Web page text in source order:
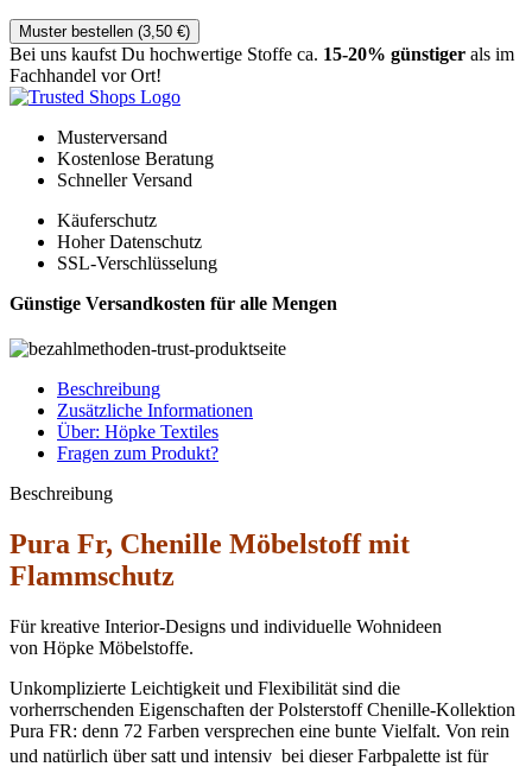
Muster bestellen (3,50 €)
Bei uns kaufst Du hochwertige Stoffe ca. 15-20% günstiger als im
Fachhandel vor Ort!
Musterversand
Kostenlose Beratung
Schneller Versand
Käuferschutz
Hoher Datenschutz
SSL-Verschlüsselung
Günstige Versandkosten für alle Mengen
Beschreibung
Zusätzliche Informationen
Über: Höpke Textiles
Fragen zum Produkt?
Beschreibung
Pura Fr, Chenille Möbelstoff mit
Flammschutz
Für kreative Interior-Designs und individuelle Wohnideen
von Höpke Möbelstoffe.
Unkomplizierte Leichtigkeit und Flexibilität sind die
vorherrschenden Eigenschaften der Polsterstoff Chenille-Kollektion
Pura FR: denn 72 Farben versprechen eine bunte Vielfalt. Von rein
und natürlich über satt und intensiv  bei dieser Farbpalette ist für